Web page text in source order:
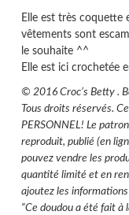
Elle est très coquette
vêtements sont
le souhaite ^^
Elle est ici crochetée
© 2016 Croc’s Betty .
Tous droits réservés.
PERSONNEL! Le
reproduit, publié (en
pouvez vendre les
quantité limité et en
ajoutez les
“Ce doudou a été fait